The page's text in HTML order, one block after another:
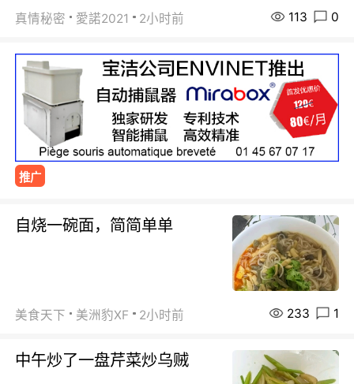
真情秘密 愛諾2021 2小时前 113 0
推广
自烧一碗面，简简单单
美食天下 美洲豹XF 2小时前 233 1
中午炒了一盘芹菜炒乌贼